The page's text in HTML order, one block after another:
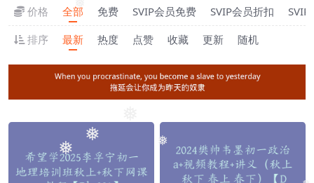
❅
❅
❅
❅
❅
价格
全部 免费 SVIP会员免费 SVIP会员折扣
SVIP
排序
最新 热度 点赞 收藏 更新 随机